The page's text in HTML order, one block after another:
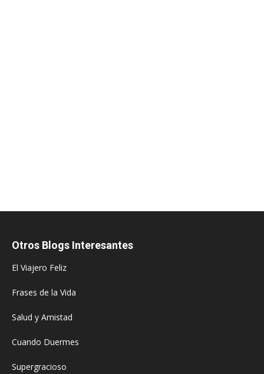
Otros Blogs Interesantes
El Viajero Feliz
Frases de la Vida
Salud y Amistad
Cuando Duermes
Supergracioso